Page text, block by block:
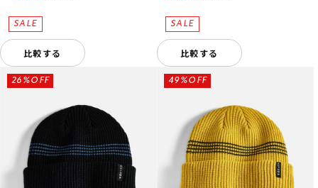
比較する 比較する
26%OFF 49%OFF